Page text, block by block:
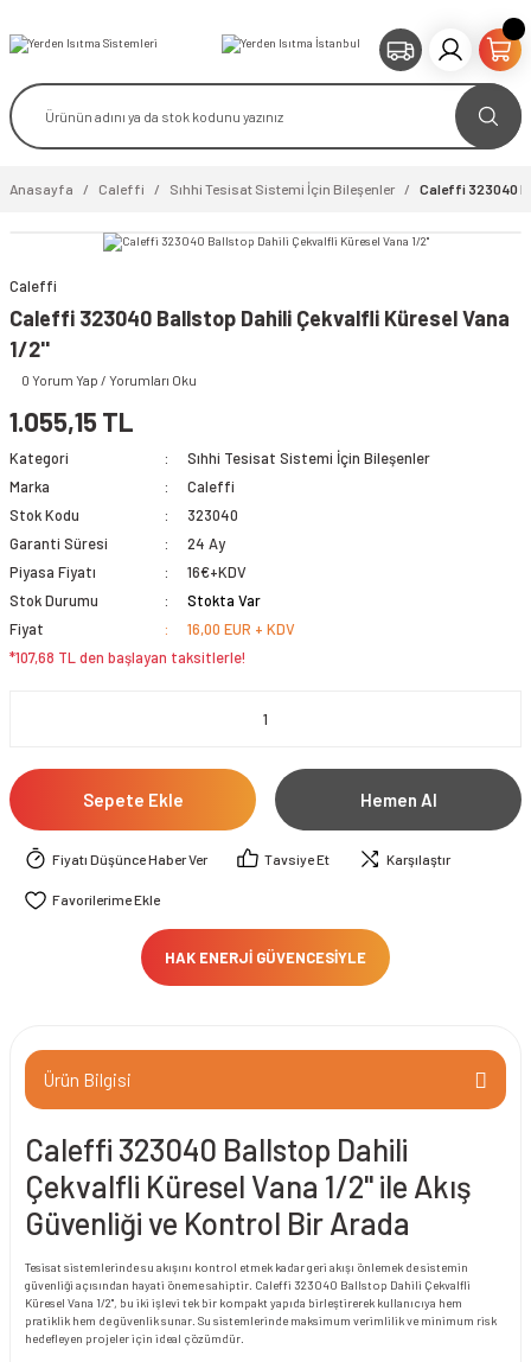
Anasayfa Caleffi Sıhhi Tesisat Sistemi İçin Bileşenler Caleffi 323040
video izle
Caleffi
Caleffi 323040 Ballstop Dahili Çekvalfli Küresel Vana
1/2''
0 Yorum Yap / Yorumları Oku
1.055,15 TL
Kategori
Sıhhi Tesisat Sistemi İçin Bileşenler
Marka
Caleffi
Stok Kodu
323040
Garanti Süresi
24 Ay
Piyasa Fiyatı
16€+KDV
Stok Durumu
Stokta Var
Fiyat
16,00 EUR + KDV
*107,68 TL den başlayan taksitlerle!
Sepete Ekle Hemen Al
Fiyatı Düşünce Haber Ver Tavsiye Et Karşılaştır
HAK ENERJİ GÜVENCESİYLE
Ürün Bilgisi
Caleffi 323040 Ballstop Dahili
Çekvalfli Küresel Vana 1/2" ile Akış
Güvenliği ve Kontrol Bir Arada
Tesisat sistemlerinde su akışını kontrol etmek kadar geri akışı önlemek de sistemin
güvenliği açısından hayati öneme sahiptir. Caleffi 323040 Ballstop Dahili Çekvalfli
Küresel Vana 1/2", bu iki işlevi tek bir kompakt yapıda birleştirerek kullanıcıya hem
pratiklik hem de güvenlik sunar. Su sistemlerinde maksimum verimlilik ve minimum risk
hedefleyen projeler için ideal çözümdür.